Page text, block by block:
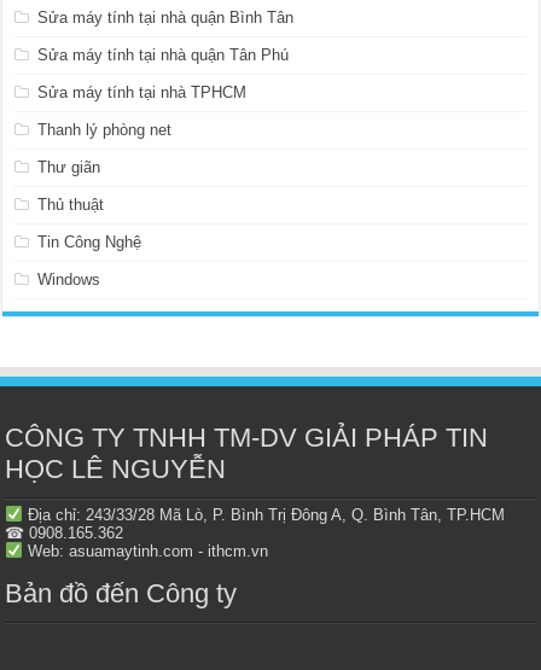
Sửa máy tính tại nhà quận Bình Tân
Sửa máy tính tại nhà quận Tân Phú
Sửa máy tính tại nhà TPHCM
Thanh lý phòng net
Thư giãn
Thủ thuật
Tin Công Nghệ
Windows
CÔNG TY TNHH TM-DV GIẢI PHÁP TIN
HỌC LÊ NGUYỄN
Địa chỉ: 243/33/28 Mã Lò, P. Bình Trị Đông A, Q. Bình Tân, TP.HCM
☎ 0908.165.362
Web: asuamaytinh.com - ithcm.vn
Bản đồ đến Công ty